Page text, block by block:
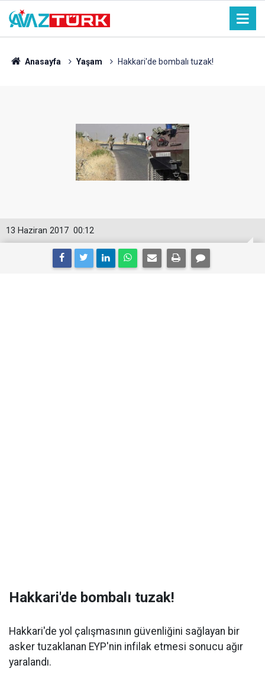
Anasayfa Yaşam Hakkari'de bombalı tuzak!
00:12
13 Haziran 2017
Hakkari'de bombalı tuzak!
Hakkari'de yol çalışmasının güvenliğini sağlayan bir
asker tuzaklanan EYP'nin infilak etmesi sonucu ağır
yaralandı.